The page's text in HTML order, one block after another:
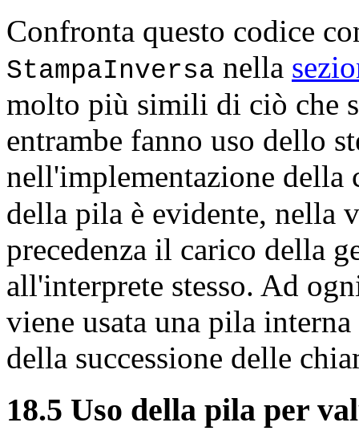
Confronta questo codice
StampaInversa nella
molto più simili di ciò che
entrambe fanno uso dello
nell'implementazione della
della pila è evidente, nella
precedenza il carico della
all'interprete stesso. Ad
viene usata una pila
della successione delle
18.5 Uso della pila per